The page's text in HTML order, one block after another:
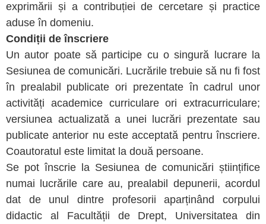
exprimării și a contribuției de cercetare și practice
aduse în domeniu.
Condiții de înscriere
Un autor poate să participe cu o singură lucrare la
Sesiunea de comunicări. Lucrările trebuie să nu fi fost
în prealabil publicate ori prezentate în cadrul unor
activități academice curriculare ori extracurriculare;
versiunea actualizată a unei lucrări prezentate sau
publicate anterior nu este acceptată pentru înscriere.
Coautoratul este limitat la două persoane.
Se pot înscrie la Sesiunea de comunicări științifice
numai lucrările care au, prealabil depunerii, acordul
dat de unul dintre profesorii aparținând corpului
didactic al Facultății de Drept, Universitatea din